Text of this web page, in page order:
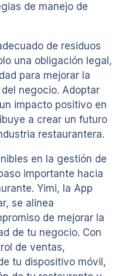
de manejo de
de residuos
una obligación legal,
para mejorar la
negocio. Adoptar
impacto positivo en
a crear un futuro
restaurantera.
en la gestión de
importante hacia
Yimi, la App
se alinea
de mejorar la
de tu negocio. Con
de ventas,
tu dispositivo móvil,